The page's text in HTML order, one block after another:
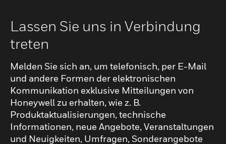
Lassen Sie uns in Verbindung
treten
Melden Sie sich an, um telefonisch, per E-Mail
und andere Formen der elektronischen
Kommunikation exklusive Mitteilungen von
Honeywell zu erhalten, wie z. B.
Produktaktualisierungen, technische
Informationen, neue Angebote, Veranstaltungen
und Neuigkeiten, Umfragen, Sonderangebote